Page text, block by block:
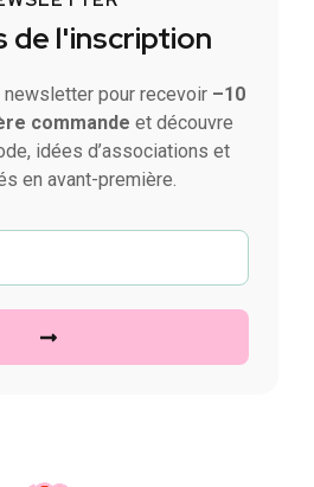
de l'inscription
pour recevoir –10
commande et découvre
idées d’associations et
en avant-première.